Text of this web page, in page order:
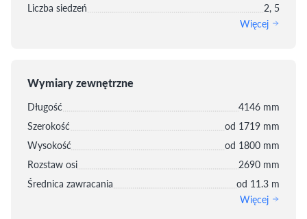
Liczba siedzeń
2, 5
Więcej
Wymiary zewnętrzne
Długość
4146 mm
Szerokość
od 1719 mm
Wysokość
od 1800 mm
Rozstaw osi
2690 mm
Średnica zawracania
od 11.3 m
Więcej